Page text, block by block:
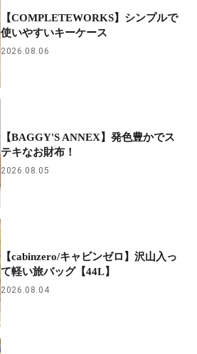
【COMPLETEWORKS】シンプルで
使いやすいキーケース
2026.08.06
【BAGGY'S ANNEX】発色豊かでス
テキなお財布！
2026.08.05
【cabinzero/キャビンゼロ】沢山入っ
て軽い旅バッグ【44L】
2026.08.04